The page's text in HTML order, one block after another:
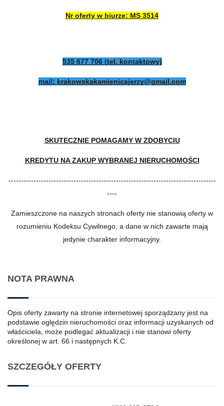
Nr oferty w biurze: MS 3514
535 677 706 (tel. kontaktowy)
mail: krakowskakamienicajerzy@gmail.com
SKUTECZNIE POMAGAMY W ZDOBYCIU
KREDYTU NA ZAKUP WYBRANEJ NIERUCHOMOŚCI
-----------------------------------------------------------------------------------
----
Zamieszczone na naszych stronach oferty nie stanowią oferty w
rozumieniu Kodeksu Cywilnego, a dane w nich zawarte mają
jedynie charakter informacyjny.
NOTA PRAWNA
Opis oferty zawarty na stronie internetowej sporządzany jest na
podstawie oględzin nieruchomości oraz informacji uzyskanych od
właściciela, może podlegać aktualizacji i nie stanowi oferty
określonej w art. 66 i następnych K.C.
SZCZEGÓŁY OFERTY